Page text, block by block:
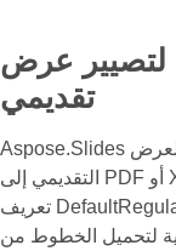
لتصيير عرض
تقديمي
Aspose.Slides تتيح لك تعيين الخط الافتراضي لتصيير العرض
التقديمي إلى PDF أو XPS أو صور مصغرة. يوضح هذا المقال كيفية
تعريف DefaultRegularFont وDefaultAsianFont لاستخدامهما
لتحميل الخطوط من